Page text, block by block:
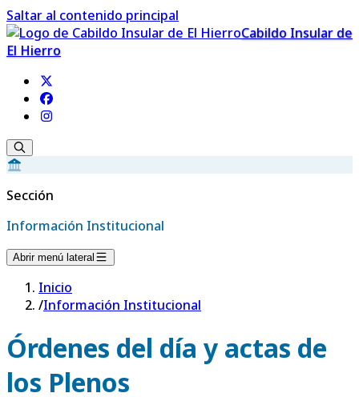
Saltar al contenido principal
Cabildo Insular de
El Hierro
Sección
Información Institucional
Abrir menú lateral
Inicio
/Información Institucional
Órdenes del día y actas de
los Plenos